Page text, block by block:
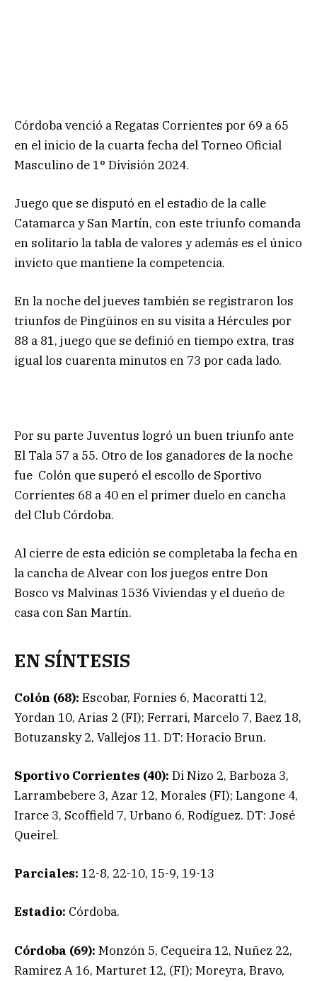
Córdoba venció a Regatas Corrientes por 69 a 65
en el inicio de la cuarta fecha del Torneo Oficial
Masculino de 1° División 2024.
Juego que se disputó en el estadio de la calle
Catamarca y San Martín, con este triunfo comanda
en solitario la tabla de valores y además es el único
invicto que mantiene la competencia.
En la noche del jueves también se registraron los
triunfos de Pingüinos en su visita a Hércules por
88 a 81, juego que se definió en tiempo extra, tras
igual los cuarenta minutos en 73 por cada lado.
Por su parte Juventus logró un buen triunfo ante
El Tala 57 a 55. Otro de los ganadores de la noche
fue Colón que superó el escollo de Sportivo
Corrientes 68 a 40 en el primer duelo en cancha
del Club Córdoba.
Al cierre de esta edición se completaba la fecha en
la cancha de Alvear con los juegos entre Don
Bosco vs Malvinas 1536 Viviendas y el dueño de
casa con San Martín.
EN SÍNTESIS
Colón (68): Escobar, Fornies 6, Macoratti 12,
Yordan 10, Arias 2 (FI); Ferrari, Marcelo 7, Baez 18,
Botuzansky 2, Vallejos 11. DT: Horacio Brun.
Sportivo Corrientes (40): Di Nizo 2, Barboza 3,
Larrambebere 3, Azar 12, Morales (FI); Langone 4,
Irarce 3, Scoffield 7, Urbano 6, Rodíguez. DT: José
Queirel.
Parciales: 12-8, 22-10, 15-9, 19-13
Estadio: Córdoba.
Córdoba (69): Monzón 5, Cequeira 12, Nuñez 22,
Ramirez A 16, Marturet 12, (FI); Moreyra, Bravo,